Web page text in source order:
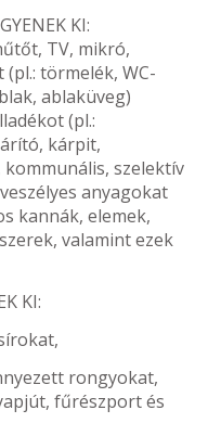
KI:
TV, mikró,
törmelék, WC-
ablaküveg)
(pl.:
kárpit,
szelektív
anyagokat
kannák, elemek,
valamint ezek
KI:
rongyokat,
fűrészport és